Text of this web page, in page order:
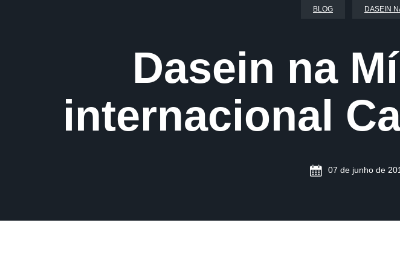
BLOG DASEIN
Dasein na
internacional
07 de junho de